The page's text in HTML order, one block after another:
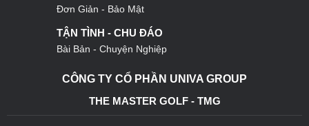
Đơn Giản - Bảo Mật
TẬN TÌNH - CHU ĐÁO
Bài Bản - Chuyện Nghiệp
CÔNG TY CỔ PHẦN UNIVA GROUP
THE MASTER GOLF - TMG